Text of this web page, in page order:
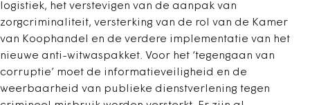
logistiek, het verstevigen van de aanpak van
zorgcriminaliteit, versterking van de rol van de Kamer
van Koophandel en de verdere implementatie van het
nieuwe anti-witwaspakket. Voor het ‘tegengaan van
corruptie’ moet de informatieveiligheid en de
weerbaarheid van publieke dienstverlening tegen